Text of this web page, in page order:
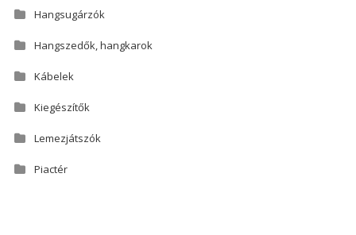
Hangsugárzók
Hangszedők, hangkarok
Kábelek
Kiegészítők
Lemezjátszók
Piactér